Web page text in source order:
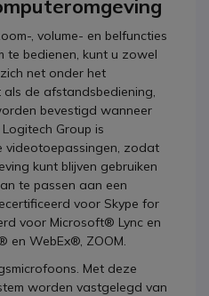
, volume- en belfuncties
te bedienen, kunt u zowel
net onder het
als de afstandsbediening,
bevestigd wanneer
Group is
videotoepassingen, zodat
kunt blijven gebruiken
te passen aan een
voor Skype for
voor Microsoft® Lync en
en WebEx®, ZOOM.
Met deze
worden vastgelegd van